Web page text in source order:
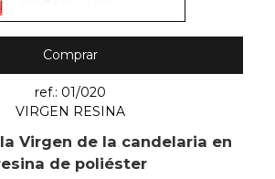
Comprar
ref.: 01/020
VIRGEN RESINA
Virgen de la candelaria en
de poliéster